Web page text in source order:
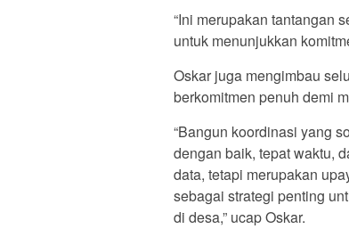
“Ini merupakan tantangan
untuk menunjukkan
Oskar juga mengimbau
berkomitmen penuh demi
“Bangun koordinasi yang
dengan baik, tepat waktu,
data, tetapi merupakan
sebagai strategi penting
di desa,” ucap Oskar.